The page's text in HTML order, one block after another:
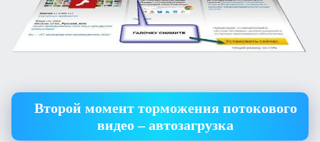
Второй момент торможения потокового
видео – автозагрузка